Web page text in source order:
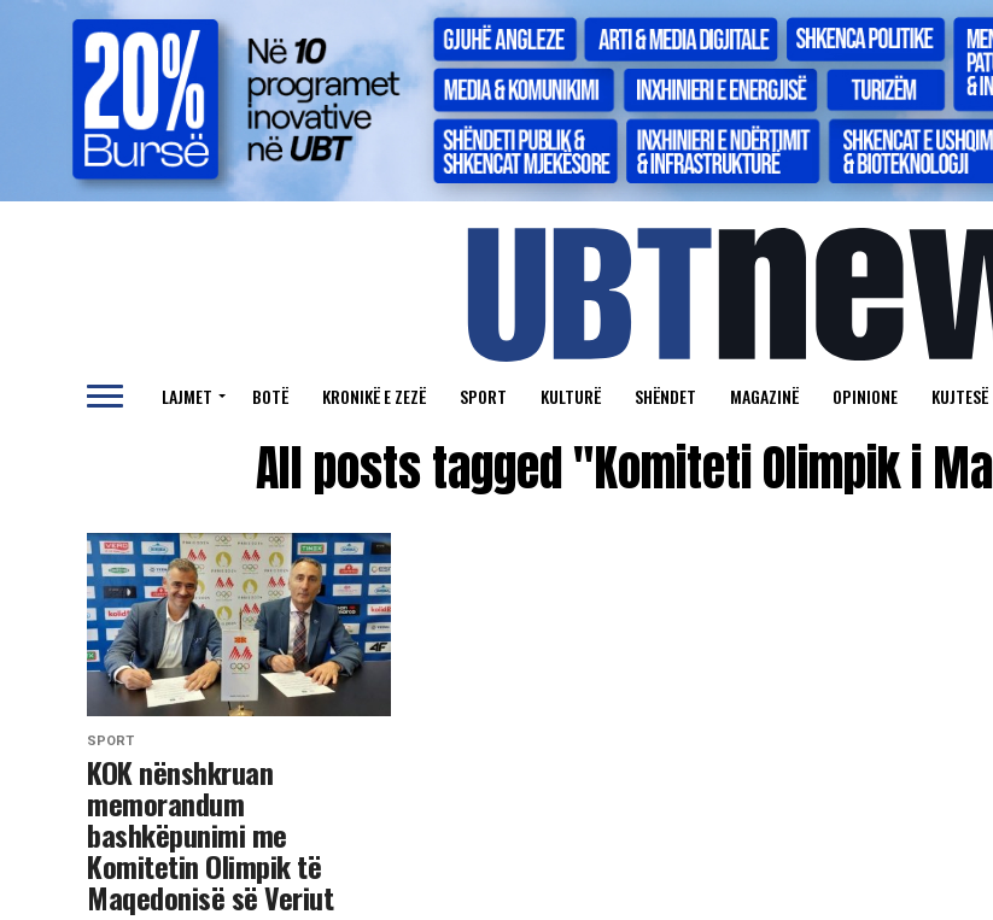
LAJMET BOTË KRONIKË E ZEZË SPORT KULTURË SHËNDET MAGAZINË OPINIONE KUJTESË
All posts tagged "Komiteti Olimpik i
SPORT
KOK nënshkruan
memorandum
bashkëpunimi me
Komitetin Olimpik të
Maqedonisë së Veriut